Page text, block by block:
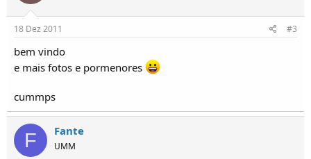
18 Dez 2011 #3
bem vindo
e mais fotos e pormenores
cummps
F Fante
UMM